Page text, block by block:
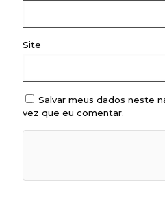
Site
Salvar meus dados neste
vez que eu comentar.